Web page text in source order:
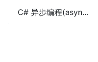
C# 异步编程(async和await)